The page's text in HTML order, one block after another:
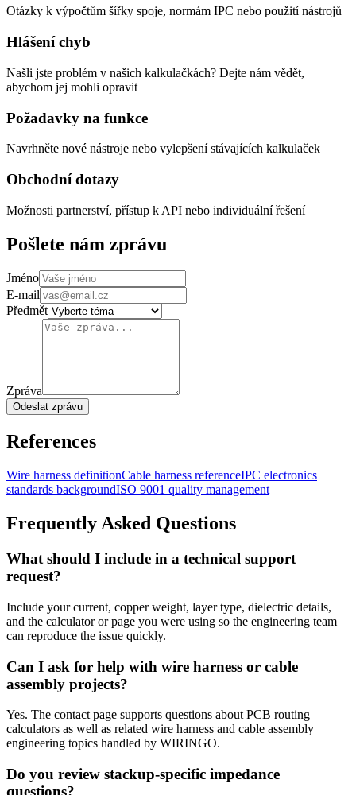
Otázky k výpočtům šířky spoje, normám IPC nebo použití nástrojů
Hlášení chyb
Našli jste problém v našich kalkulačkách? Dejte nám vědět,
abychom jej mohli opravit
Požadavky na funkce
Navrhněte nové nástroje nebo vylepšení stávajících kalkulaček
Obchodní dotazy
Možnosti partnerství, přístup k API nebo individuální řešení
Pošlete nám zprávu
Jméno
E-mail
Předmět
Zpráva
Odeslat zprávu
References
Wire harness definitionCable harness referenceIPC electronics
standards backgroundISO 9001 quality management
Frequently Asked Questions
What should I include in a technical support
request?
Include your current, copper weight, layer type, dielectric details,
and the calculator or page you were using so the engineering team
can reproduce the issue quickly.
Can I ask for help with wire harness or cable
assembly projects?
Yes. The contact page supports questions about PCB routing
calculators as well as related wire harness and cable assembly
engineering topics handled by WIRINGO.
Do you review stackup-specific impedance
questions?